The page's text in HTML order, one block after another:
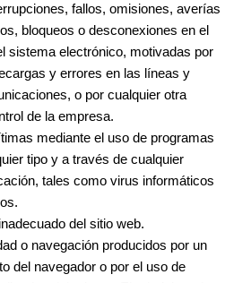
fallos, omisiones, averías
bloqueos o desconexiones en el
sistema electrónico, motivadas por
y errores en las líneas y
o por cualquier otra
de la empresa.
mediante el uso de programas
tipo y a través de cualquier
tales como virus informáticos
del sitio web.
o navegación producidos por un
del navegador o por el uso de